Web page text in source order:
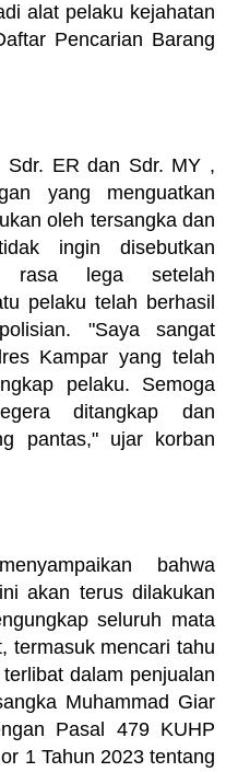
alat pelaku kejahatan
Pencarian Barang
Sdr. ER dan Sdr. MY ,
yang menguatkan
oleh tersangka dan
ingin disebutkan
rasa lega setelah
pelaku telah berhasil
"Saya sangat
Kampar yang telah
pelaku. Semoga
ditangkap dan
pantas," ujar korban
bahwa
akan terus dilakukan
seluruh mata
termasuk mencari tahu
dalam penjualan
Muhammad Giar
Pasal 479 KUHP
1 Tahun 2023 tentang